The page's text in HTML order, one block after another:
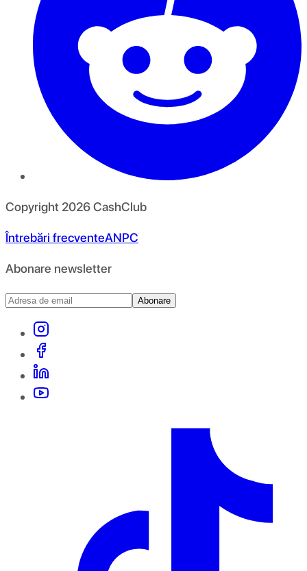
Copyright 2026CashClub
Întrebări frecventeANPC
Abonare newsletter
Abonare